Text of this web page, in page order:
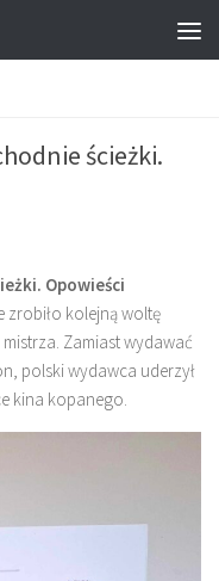
ścieżki.
Opowieści
zrobiło kolejną woltę
Zamiast wydawać
polski wydawca uderzył
kina kopanego.